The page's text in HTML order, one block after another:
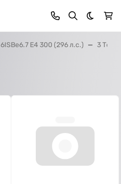
Темная
6ISBe6.7 E4 300 (296 л.с.) 3